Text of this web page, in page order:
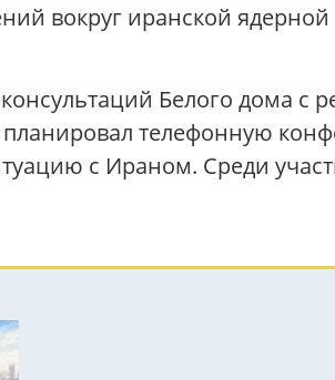
вокруг иранской
Белого дома
телефонную
с Ираном. Среди